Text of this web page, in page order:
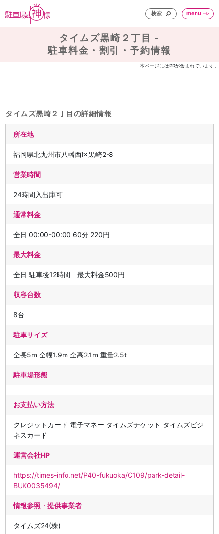
検索 menu
タイムズ黒崎２丁目 -
駐車料金・割引・予約情報
本ページにはPRが含まれています。
タイムズ黒崎２丁目の詳細情報
所在地
福岡県北九州市八幡西区黒崎2-8
営業時間
24時間入出庫可
通常料金
全日 00:00-00:00 60分 220円
最大料金
全日 駐車後12時間 最大料金500円
収容台数
8台
駐車サイズ
全長5m 全幅1.9m 全高2.1m 重量2.5t
駐車場形態
お支払い方法
クレジットカード 電子マネー タイムズチケット タイムズビジ
ネスカード
運営会社HP
https://times-info.net/P40-fukuoka/C109/park-detail-
BUK0035494/
情報参照・提供事業者
タイムズ24(株)